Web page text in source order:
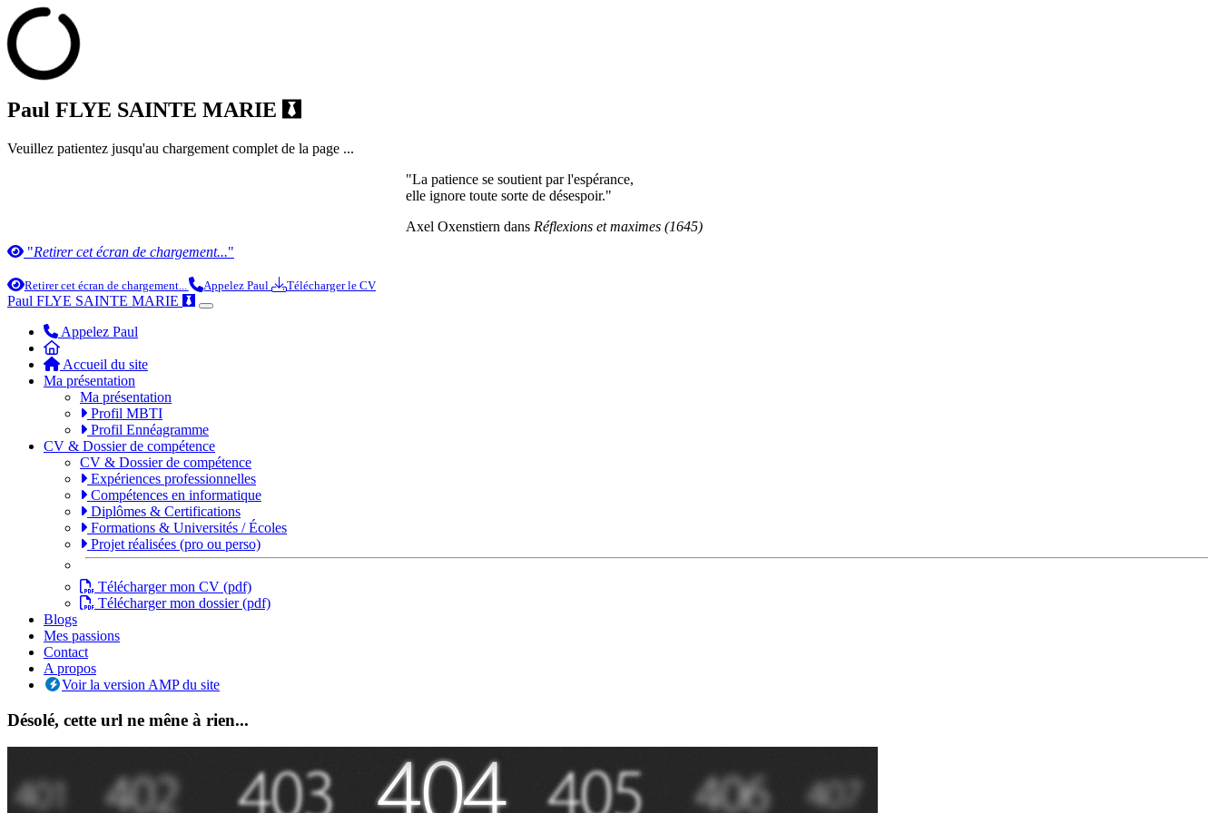
Paul FLYE SAINTE MARIE
Veuillez patientez jusqu'au chargement complet de la page ...
"La patience se soutient par l'espérance,
elle ignore toute sorte de désespoir."
Axel Oxenstiern dans Réflexions et maximes (1645)
"Retirer cet écran de chargement..."
Retirer cet écran de chargement... Appelez Paul Télécharger le CV
Paul FLYE SAINTE MARIE
Appelez Paul
Accueil du site
Ma présentation
Ma présentation
Profil MBTI
Profil Ennéagramme
CV & Dossier de compétence
CV & Dossier de compétence
Expériences professionnelles
Compétences en informatique
Diplômes & Certifications
Formations & Universités / Écoles
Projet réalisées (pro ou perso)
Télécharger mon CV (pdf)
Télécharger mon dossier (pdf)
Blogs
Mes passions
Contact
A propos
Voir la version AMP du site
Désolé, cette url ne mêne à rien...